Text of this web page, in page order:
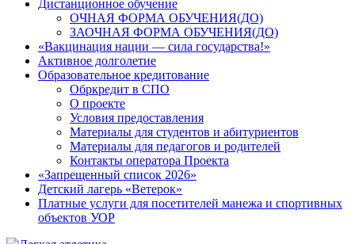
Дистанционное обучение
ОЧНАЯ ФОРМА ОБУЧЕНИЯ(ДО)
ЗАОЧНАЯ ФОРМА ОБУЧЕНИЯ(ДО)
«Вакцинация нации — сила государства!»
Активное долголетие
Образовательное кредитование
Обркредит в СПО
О проекте
Условия предоставления
Материалы для студентов и абитуриентов
Материалы для педагогов и родителей
Контакты оператора Проекта
«Запрещенный список 2026»
Детский лагерь «Ветерок»
Платные услуги для посетителей манежа и спортивных
объектов УОР